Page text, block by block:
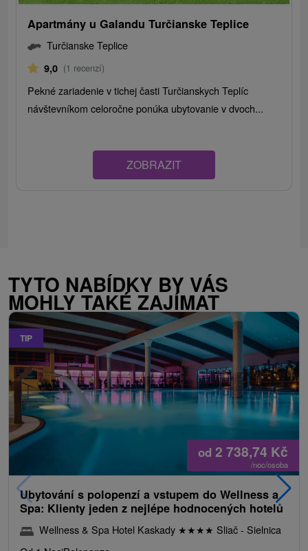
Apartmány u Galandu Turčianske Teplice
Turčianske Teplice
9,0 (1 recenzí)
Pekné zariadenie v tichej časti Turčianskych Teplíc
návštevníkom celoročne ponúka ubytovanie v dvoch...
ZOBRAZIT
TYTO NABÍDKY BY VÁS
MOHLY TAKÉ ZAJÍMAT
TIP
od 2 738,74 Kč
/noc/osoba
Ubytování s polopenzí a vstupem do Wellness a
Spa: Klienty jeden z nejlépe hodnocených hotelů
Wellness & Spa Hotel Kaskady ★★★★ Sliač - Sielnica